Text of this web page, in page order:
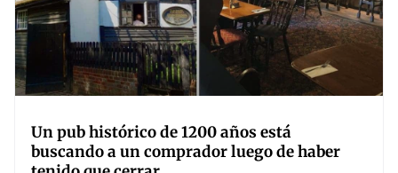
Un pub histórico de 1200 años está
buscando a un comprador luego de haber